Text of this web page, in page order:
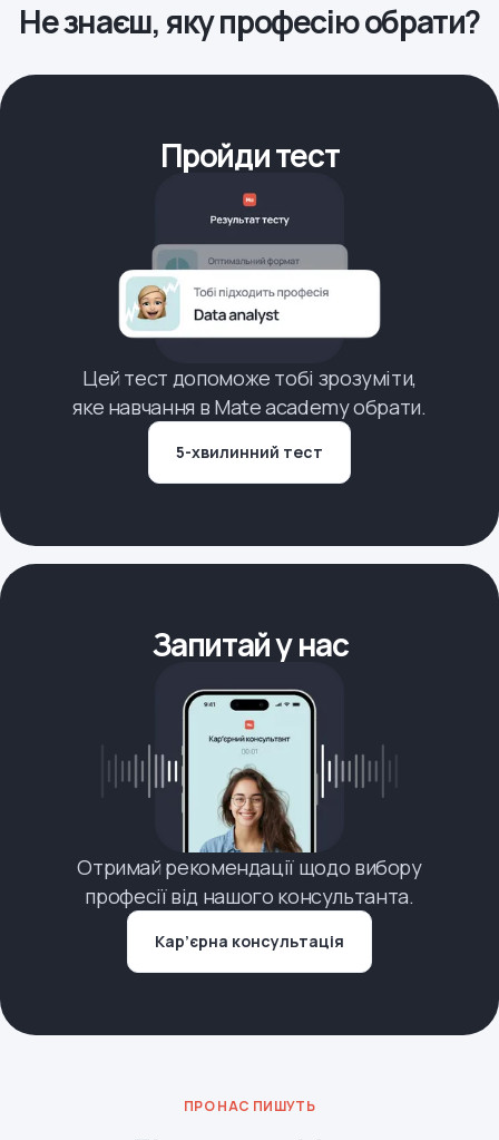
Не знаєш, яку професію обрати?
Пройди тест
Цей тест допоможе тобі зрозуміти,
яке навчання в Mate academy обрати.
5-хвилинний тест
Запитай у нас
Отримай рекомендації щодо вибору
професії від нашого консультанта.
Кар’єрна консультація
ПРО НАС ПИШУТЬ